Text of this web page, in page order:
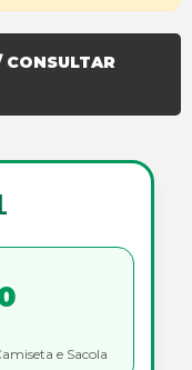
e Sacola